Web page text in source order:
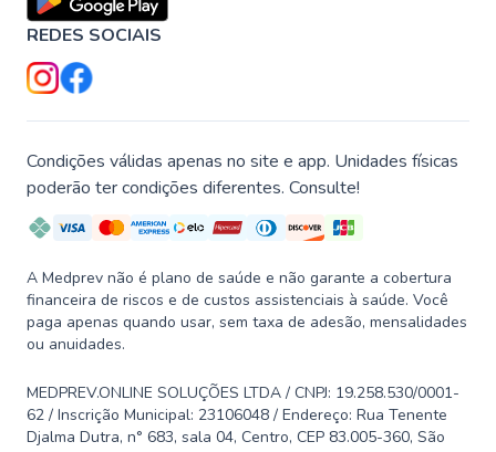
REDES SOCIAIS
Condições válidas apenas no site e app. Unidades físicas
poderão ter condições diferentes. Consulte!
A Medprev não é plano de saúde e não garante a cobertura
financeira de riscos e de custos assistenciais à saúde. Você
paga apenas quando usar, sem taxa de adesão, mensalidades
ou anuidades.
MEDPREV.ONLINE SOLUÇÕES LTDA / CNPJ: 19.258.530/0001-
62 / Inscrição Municipal: 23106048 / Endereço: Rua Tenente
Djalma Dutra, n° 683, sala 04, Centro, CEP 83.005-360, São